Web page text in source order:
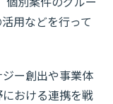
用などを行って
ー創出や事業体
おける連携を戦